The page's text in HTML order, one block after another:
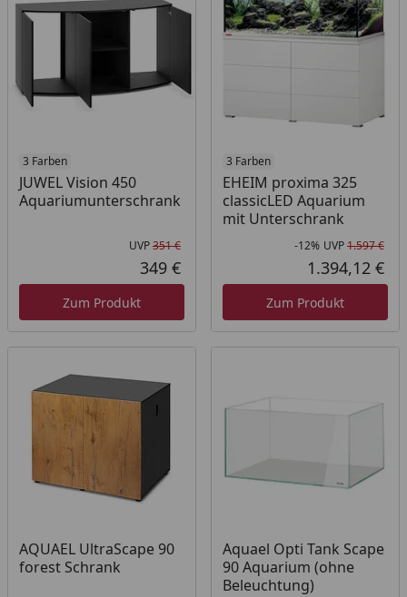
3 Farben
JUWEL Vision 450
Aquariumunterschrank
Ursprünglicher Preis
UVP351 €
Aktueller Preis
349 €
Zum Produkt
3 Farben
EHEIM proxima 325
classicLED Aquarium
mit Unterschrank
-12% UVP1.597 €
1.394,12 €
Zum Produkt
AQUAEL UltraScape 90
forest Schrank
Aquael Opti Tank Scape
90 Aquarium (ohne
Beleuchtung)